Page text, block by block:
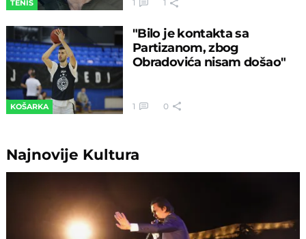
TENIS 1 1
KOŠARKA
"Bilo je kontakta sa
Partizanom, zbog
Obradovića nisam došao"
1 0
Najnovije Kultura